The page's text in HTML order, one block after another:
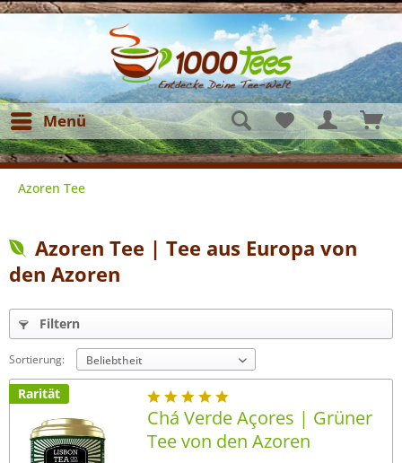
Menü
Azoren Tee
Azoren Tee | Tee aus Europa von
den Azoren
Filtern
Sortierung:
Rarität
Chá Verde Açores | Grüner
Tee von den Azoren